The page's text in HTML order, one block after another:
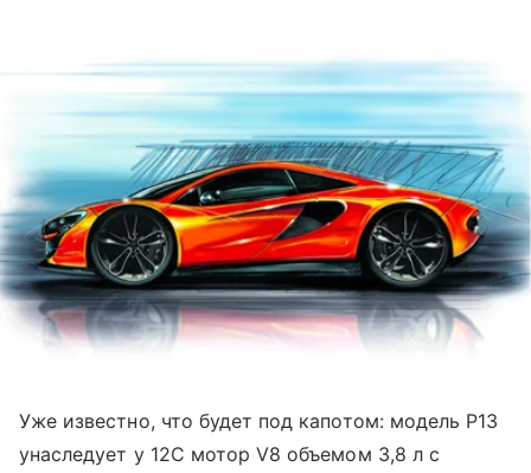
Уже известно, что будет под капотом: модель P13
унаследует у 12C мотор V8 объемом 3,8 л с